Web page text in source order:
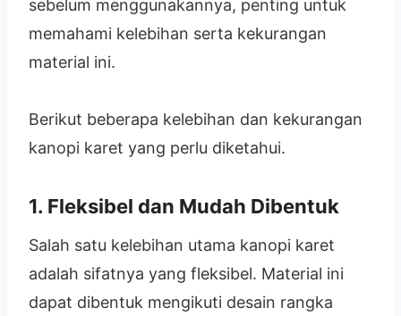
sebelum menggunakannya, penting untuk
memahami kelebihan serta kekurangan
material ini.
Berikut beberapa kelebihan dan kekurangan
kanopi karet yang perlu diketahui.
1. Fleksibel dan Mudah Dibentuk
Salah satu kelebihan utama kanopi karet
adalah sifatnya yang fleksibel. Material ini
dapat dibentuk mengikuti desain rangka